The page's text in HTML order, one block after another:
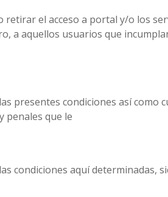
retirar el acceso a portal y/o los
a aquellos usuarios que
presentes condiciones así como
penales que le
condiciones aquí determinadas,